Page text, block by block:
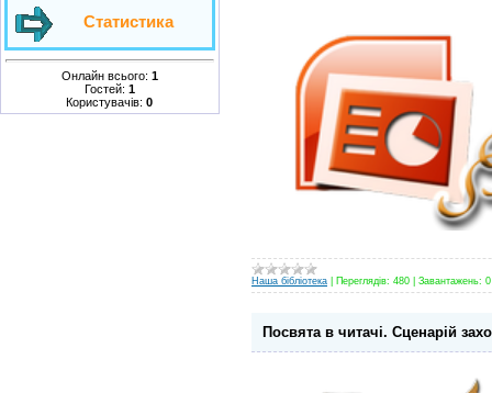
Статистика
Онлайн всього: 1
Гостей: 1
Користувачів:0
Наша бібліотека Переглядів: 480 Завантажень: 0
Посвята в читачі. Сценарій